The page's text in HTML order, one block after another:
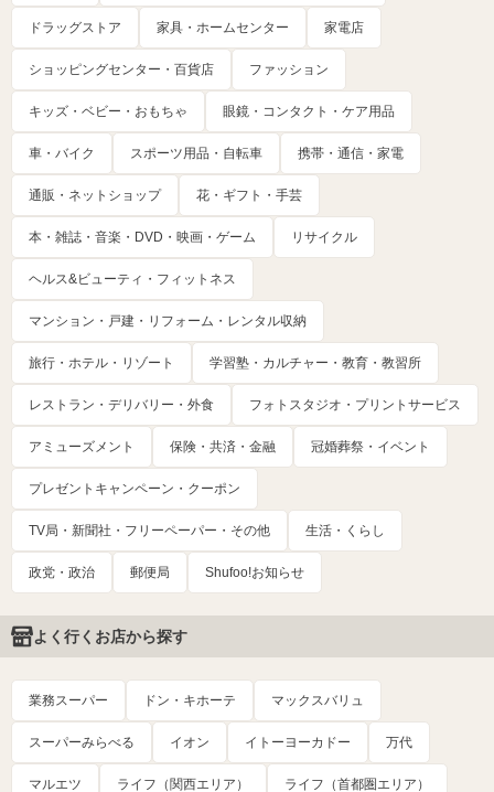
ドラッグストア 家具・ホームセンター 家電店
ショッピングセンター・百貨店 ファッション
キッズ・ベビー・おもちゃ 眼鏡・コンタクト・ケア用品
車・バイク スポーツ用品・自転車 携帯・通信・家電
通販・ネットショップ 花・ギフト・手芸
本・雑誌・音楽・DVD・映画・ゲーム リサイクル
ヘルス&ビューティ・フィットネス
マンション・戸建・リフォーム・レンタル収納
旅行・ホテル・リゾート 学習塾・カルチャー・教育・教習所
レストラン・デリバリー・外食 フォトスタジオ・プリントサービス
アミューズメント 保険・共済・金融 冠婚葬祭・イベント
プレゼントキャンペーン・クーポン
TV局・新聞社・フリーペーパー・その他 生活・くらし
政党・政治 郵便局 Shufoo!お知らせ
よく行くお店から探す
業務スーパー ドン・キホーテ マックスバリュ
スーパーみらべる イオン イトーヨーカドー 万代
マルエツ ライフ（関西エリア） ライフ（首都圏エリア）